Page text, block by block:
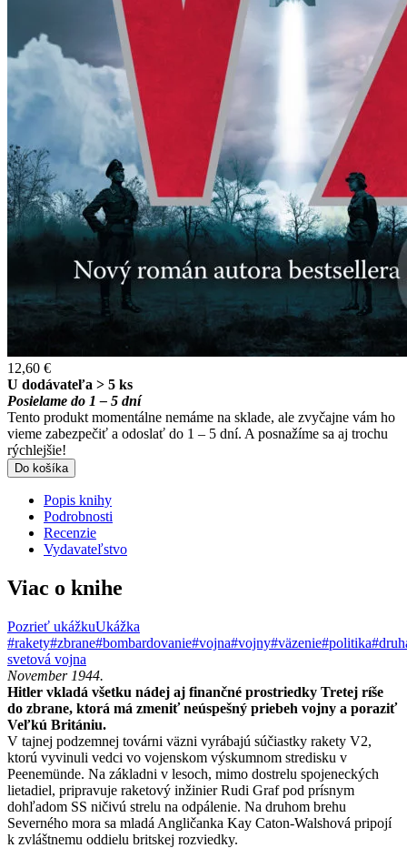
12,60 €
U dodávateľa > 5 ks
Posielame do 1 – 5 dní
Tento produkt momentálne nemáme na sklade, ale zvyčajne vám ho
vieme zabezpečiť a odoslať do 1 – 5 dní. A posnažíme sa aj trochu
rýchlejšie!
Do košíka
Popis knihy
Podrobnosti
Recenzie
Vydavateľstvo
Viac o knihe
Pozrieť ukážkuUkážka
#rakety#zbrane#bombardovanie#vojna#vojny#väzenie#politika
svetová vojna
November 1944.
Hitler vkladá všetku nádej aj finančné prostriedky Tretej ríše
do zbrane, ktorá má zmeniť neúspešný priebeh vojny a poraziť
Veľkú Britániu.
V tajnej podzemnej továrni väzni vyrábajú súčiastky rakety V2,
ktorú vyvinuli vedci vo vojenskom výskumnom stredisku v
Peenemünde. Na základni v lesoch, mimo dostrelu spojeneckých
lietadiel, pripravuje raketový inžinier Rudi Graf pod prísnym
dohľadom SS ničivú strelu na odpálenie. Na druhom brehu
Severného mora sa mladá Angličanka Kay Caton-Walshová pripojí
k zvláštnemu oddielu britskej rozviedky.